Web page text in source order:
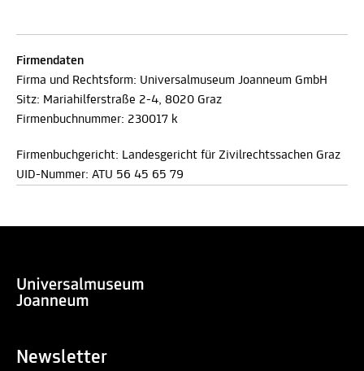
Firmendaten
Firma und Rechtsform: Universalmuseum Joanneum GmbH
Sitz: Mariahilferstraße 2-4, 8020 Graz
Firmenbuchnummer: 230017 k
Firmenbuchgericht: Landesgericht für Zivilrechtssachen Graz
UID-Nummer: ATU 56 45 65 79
Newsletter